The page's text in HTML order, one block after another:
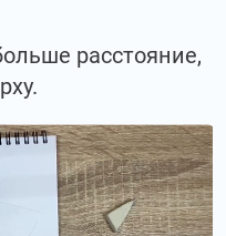
расстояние,